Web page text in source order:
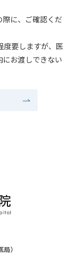
に、ご確認くだ
度要しますが、医
お渡しできない
）